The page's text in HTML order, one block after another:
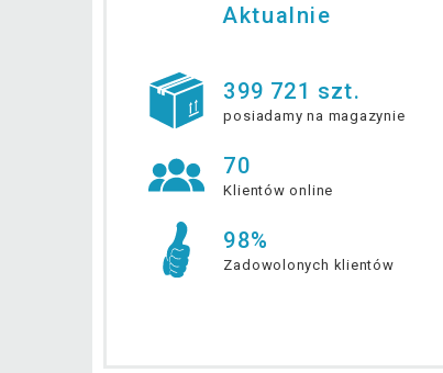
Aktualnie
399 721 szt.
posiadamy na magazynie
70
Klientów online
98%
Zadowolonych klientów